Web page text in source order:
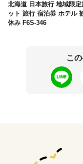
北海道 日本旅行 地域限
ット 旅行 宿泊券 ホテル
休み F6S-346
こ